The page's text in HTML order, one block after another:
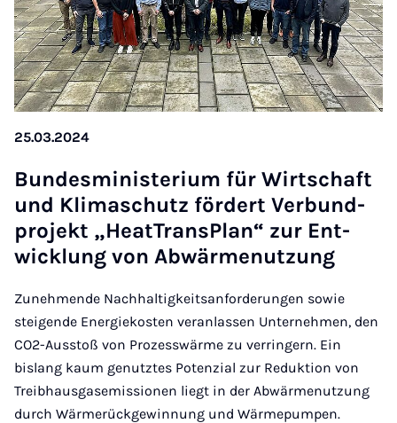
25.03.2024
Bun­des­mi­nis­te­ri­um für Wirt­schaft
und Kli­ma­schutz för­dert Ver­bund­
pro­jekt „He­at­Trans­Plan“ zur Ent­
wick­lung von Ab­wär­me­nut­zung
Zunehmende Nachhaltigkeitsanforderungen sowie
steigende Energiekosten veranlassen Unternehmen, den
CO2-Ausstoß von Prozesswärme zu verringern. Ein
bislang kaum genutztes Potenzial zur Reduktion von
Treibhausgasemissionen liegt in der Abwärmenutzung
durch Wärmerückgewinnung und Wärmepumpen.